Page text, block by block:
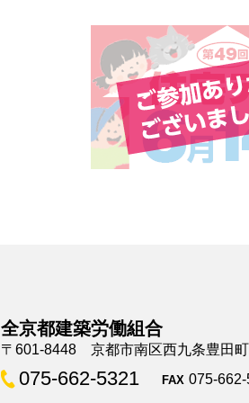
全京都建築労働組合
〒601-8448 京都市南区西九条豊田
075-662-5321 FAX 075-